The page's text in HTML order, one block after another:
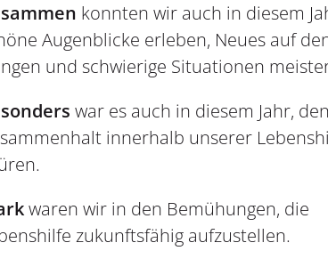
konnten wir auch in diesem
Augenblicke erleben, Neues auf
und schwierige Situationen
war es auch in diesem Jahr, den
innerhalb unserer
waren wir in den Bemühungen, die
zukunftsfähig aufzustellen.